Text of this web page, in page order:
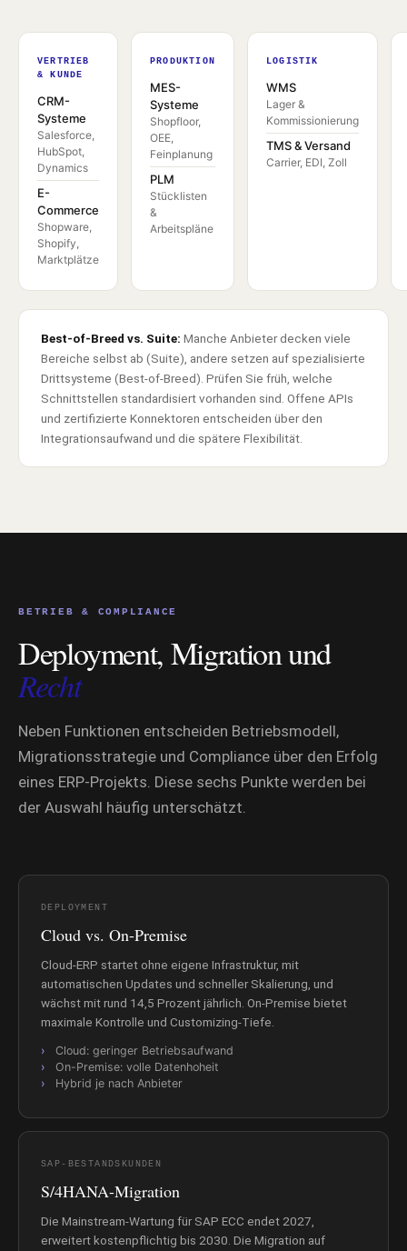
VERTRIEB
& KUNDE
CRM-
Systeme
Salesforce,
HubSpot,
Dynamics
E-
Commerce
Shopware,
Shopify,
Marktplätze
PRODUKTION
MES-
Systeme
Shopfloor,
OEE,
Feinplanung
PLM
Stücklisten
&
Arbeitspläne
LOGISTIK
WMS
Lager &
Kommissionierung
TMS & Versand
Carrier, EDI, Zoll
Best-of-Breed vs. Suite: Manche Anbieter decken viele
Bereiche selbst ab (Suite), andere setzen auf spezialisierte
Drittsysteme (Best-of-Breed). Prüfen Sie früh, welche
Schnittstellen standardisiert vorhanden sind. Offene APIs
und zertifizierte Konnektoren entscheiden über den
Integrationsaufwand und die spätere Flexibilität.
BETRIEB & COMPLIANCE
Deployment, Migration und
Recht
Neben Funktionen entscheiden Betriebsmodell,
Migrationsstrategie und Compliance über den Erfolg
eines ERP-Projekts. Diese sechs Punkte werden bei
der Auswahl häufig unterschätzt.
DEPLOYMENT
Cloud vs. On-Premise
Cloud-ERP startet ohne eigene Infrastruktur, mit
automatischen Updates und schneller Skalierung, und
wächst mit rund 14,5 Prozent jährlich. On-Premise bietet
maximale Kontrolle und Customizing-Tiefe.
Cloud: geringer Betriebsaufwand
On-Premise: volle Datenhoheit
Hybrid je nach Anbieter
SAP-BESTANDSKUNDEN
S/4HANA-Migration
Die Mainstream-Wartung für SAP ECC endet 2027,
erweitert kostenpflichtig bis 2030. Die Migration auf